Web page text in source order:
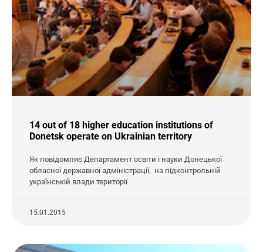
14 out of 18 higher education institutions of
Donetsk operate on Ukrainian territory
Як повідомляє Департамент освіти і науки Донецької
обласної державної адміністрації, на підконтрольній
українській влади території
15.01.2015